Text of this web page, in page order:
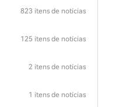
823 itens de notícias
125 itens de notícias
2 itens de notícias
1 itens de notícias